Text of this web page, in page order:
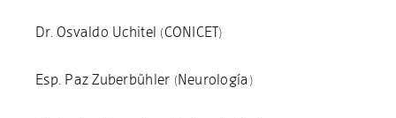
Dr. Osvaldo Uchitel (CONICET)
Esp. Paz Zuberbühler (Neurología)